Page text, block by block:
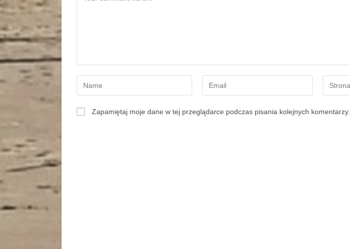
Zapamiętaj moje dane w tej przeglądarce podczas pisania kolejnych komentarzy.